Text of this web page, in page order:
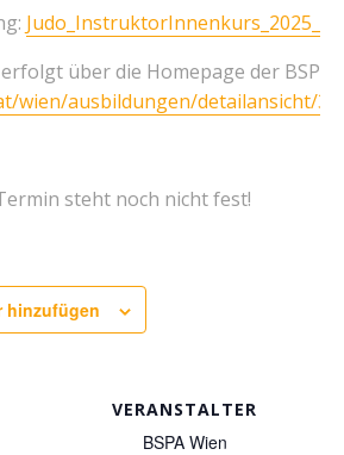
über die Homepage der BSPA
wien/ausbildungen/detailansicht/
steht noch nicht fest!
hinzufügen
VERANSTALTER
BSPA Wien